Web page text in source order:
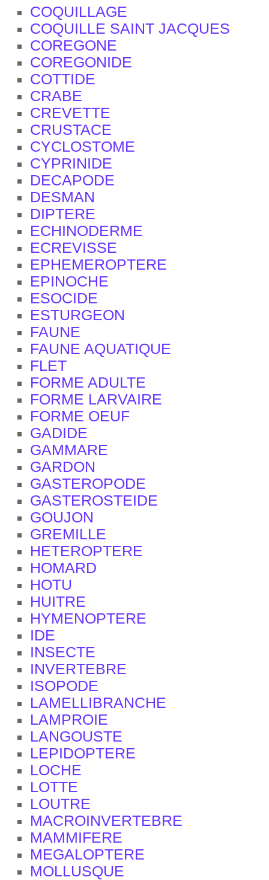
COQUILLAGE
COQUILLE SAINT JACQUES
COREGONE
COREGONIDE
COTTIDE
CRABE
CREVETTE
CRUSTACE
CYCLOSTOME
CYPRINIDE
DECAPODE
DESMAN
DIPTERE
ECHINODERME
ECREVISSE
EPHEMEROPTERE
EPINOCHE
ESOCIDE
ESTURGEON
FAUNE
FAUNE AQUATIQUE
FLET
FORME ADULTE
FORME LARVAIRE
FORME OEUF
GADIDE
GAMMARE
GARDON
GASTEROPODE
GASTEROSTEIDE
GOUJON
GREMILLE
HETEROPTERE
HOMARD
HOTU
HUITRE
HYMENOPTERE
IDE
INSECTE
INVERTEBRE
ISOPODE
LAMELLIBRANCHE
LAMPROIE
LANGOUSTE
LEPIDOPTERE
LOCHE
LOTTE
LOUTRE
MACROINVERTEBRE
MAMMIFERE
MEGALOPTERE
MOLLUSQUE